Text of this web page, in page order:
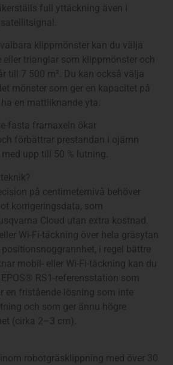
full yttäckning även i
klippmönster kan du välja
eller trianglar som klippmönster och
till 7 500 m². Du kan också välja
mönster som ger en kapacitet på
en mattliknande yta.
fasta framaxeln ökar
förbättrar prestandan i ojämn
upp till 50 % lutning.
på centimeternivå behöver
korrigeringsdata, som
Cloud utan extra kostnad.
Wi-Fi-täckning över hela gräsytan
i regel bättre
mobil- eller Wi-Fi-täckning kan du
RS1-referensstation som
en fristående lösning som inte
och som ger ännu högre
(cirka 2–3 cm).
robotgräsklippning med över 30